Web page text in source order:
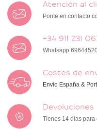
Atención al
Ponte en contacto
+34 911 231
Whatsapp
Costes de
Envío España &
Devoluciones
Tienes 14 días para